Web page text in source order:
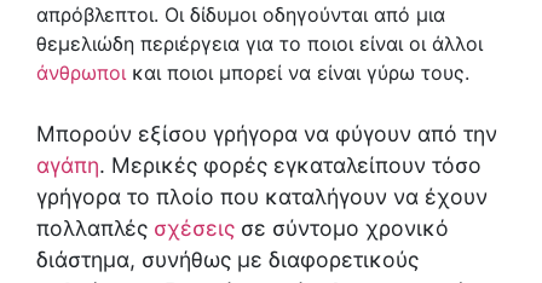
απρόβλεπτοι. Οι δίδυμοι οδηγούνται από μια
θεμελιώδη περιέργεια για το ποιοι είναι οι άλλοι
άνθρωποι και ποιοι μπορεί να είναι γύρω τους.
Μπορούν εξίσου γρήγορα να φύγουν από την
αγάπη. Μερικές φορές εγκαταλείπουν τόσο
γρήγορα το πλοίο που καταλήγουν να έχουν
πολλαπλές σχέσεις σε σύντομο χρονικό
διάστημα, συνήθως με διαφορετικούς